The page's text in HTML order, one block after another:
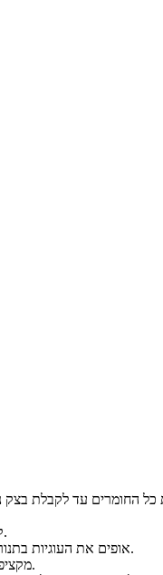
קורצים צורות של ליצן (או כל צורה אחרת שרוצים).
אופים את העוגיות בתנור שחומם מראש ל- 180 מעלות במשך 12-15 דקות.
מקציפים במיקסר את חומרי הקרם עד לקבלת קרם חלק.